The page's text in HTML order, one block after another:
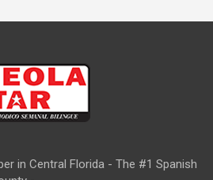
in Central Florida - The #1 Spanish